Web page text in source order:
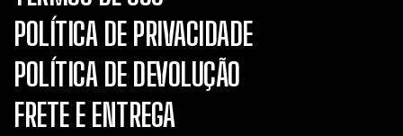
POLÍTICA DE PRIVACIDADE
POLÍTICA DE DEVOLUÇÃO
FRETE E ENTREGA